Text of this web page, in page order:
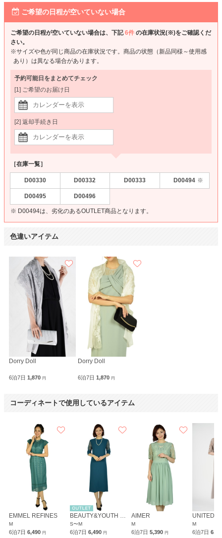
ご希望の日程が空いていない場合
ご希望の日程が空いていない場合は、下記6件 の在庫状況(※)をご確認くだ
さい。
※サイズや色が同じ商品の在庫状況です。商品の状態（新品同様～使用感
あり）は異なる場合があります。
予約可能日をまとめてチェック
[1] ご希望のお届け日
[2] 返却手続き日
［在庫一覧］
D00330 D00332 D00333 D00494 ※
D00495 D00496
※ D00494は、劣化のあるOUTLET商品となります。
色違いアイテム
Dorry Doll
6泊7日 1,870 円
Dorry Doll
6泊7日 1,870 円
コーディネートで使用しているアイテム
EMMEL REFINES
M
6泊7日 6,490 円
BEAUTY&YOUTH UNITED ARROWS
S〜M
6泊7日6,490円
AIMER
M
6泊7日 5,390 円
M
6泊7日